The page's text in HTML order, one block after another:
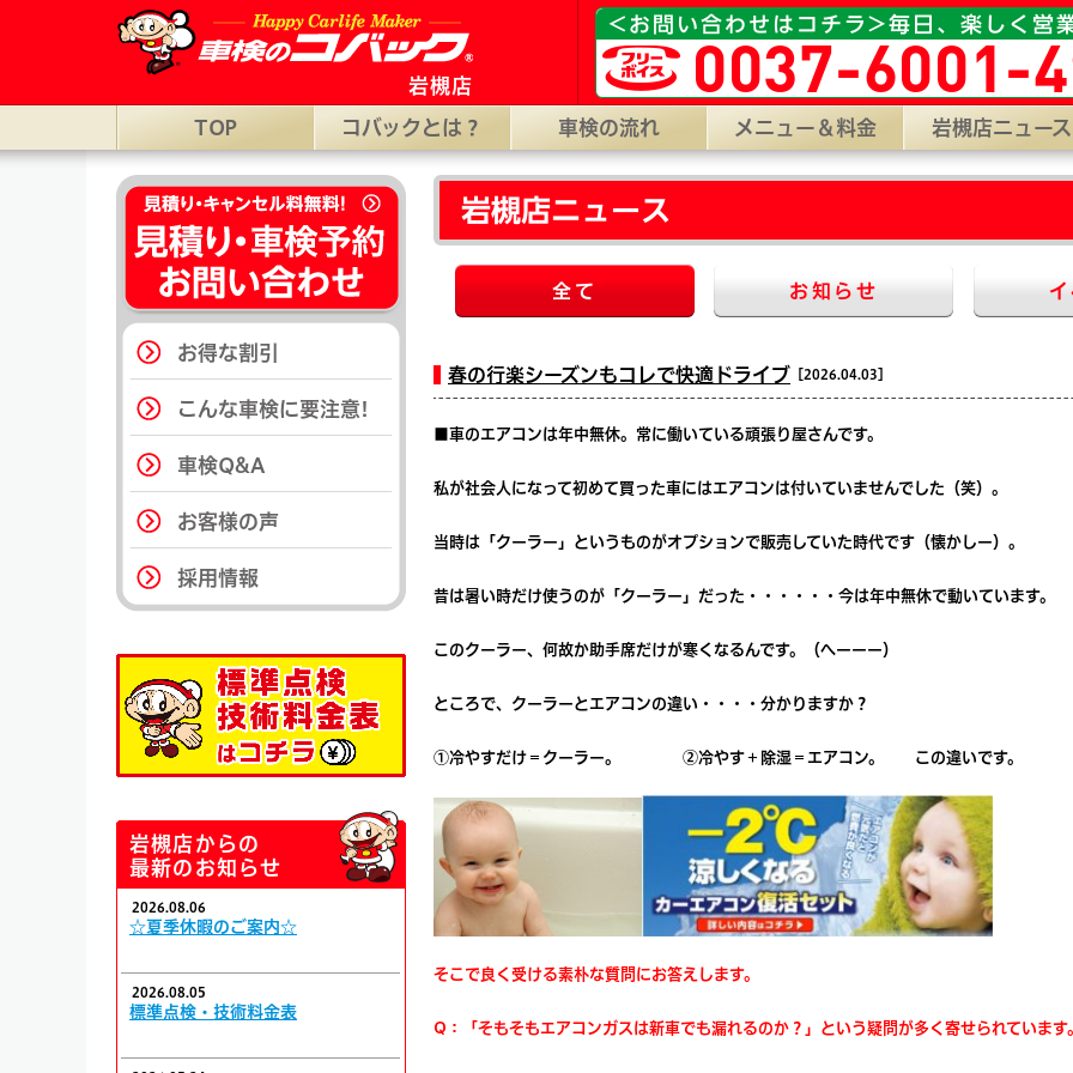
さいたま市岩槻区の車検ならコバック岩槻店。埼玉県さいたま市岩槻区城南3-3-7。 【WEB受付】24H年中無休対応/代行料0円、
岩槻店
<お問い合わせはコチラ>毎日、楽しく営
0037-6001-
TOP コバックとは？ 車検の流れ メニュー＆料金 岩槻店ニュース
お得な割引
こんな車検に要注意!
車検Q&A
お客様の声
採用情報
岩槻店からの
最新のお知らせ
2026.08.06
☆夏季休暇のご案内☆
2026.08.05
標準点検・技術料金表
岩槻店ニュース
全て お知らせ
春の行楽シーズンもコレで快適ドライブ ［2026.04.03］
■車のエアコンは年中無休。常に働いている頑張り屋さんです。
私が社会人になって初めて買った車にはエアコンは付いていませんでした（笑）。
当時は「クーラー」というものがオプションで販売していた時代です（懐かしー）。
昔は暑い時だけ使うのが「クーラー」だった・・・・・・今は年中無休で動いています。
このクーラー、何故か助手席だけが寒くなるんです。（へーーー）
ところで、クーラーとエアコンの違い・・・・分かりますか？
①冷やすだけ＝クーラー。 ②冷やす＋除湿＝エアコン。 この違いです。
そこで良く受ける素朴な質問にお答えします。
Q：「そもそもエアコンガスは新車でも漏れるのか？」という疑問が多く寄せられています